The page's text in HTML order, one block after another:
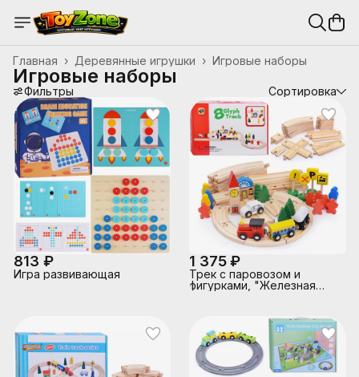
Игровые наборы
Деревянные игрушки ›
Главная ›
Игровые наборы
Фильтры Сортировка
813 ₽
Игра развивающая
1 375 ₽
Трек с паровозом и
фигурками, "Железная